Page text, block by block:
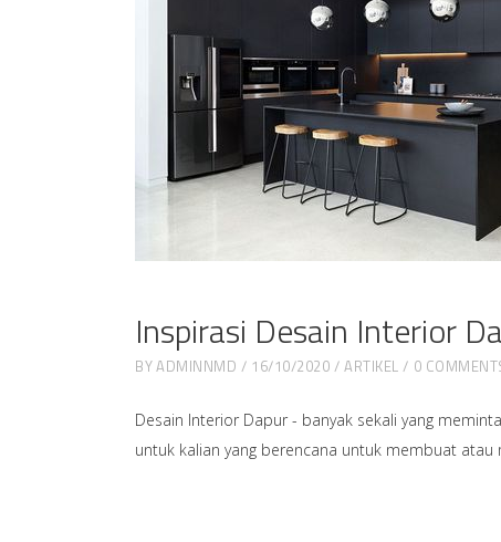
Inspirasi Desain Interior
BYADMINNMD 16/10/2020 ARTIKEL 0
Desain Interior Dapur - banyak sekali yang
untuk kalian yang berencana untuk membuat